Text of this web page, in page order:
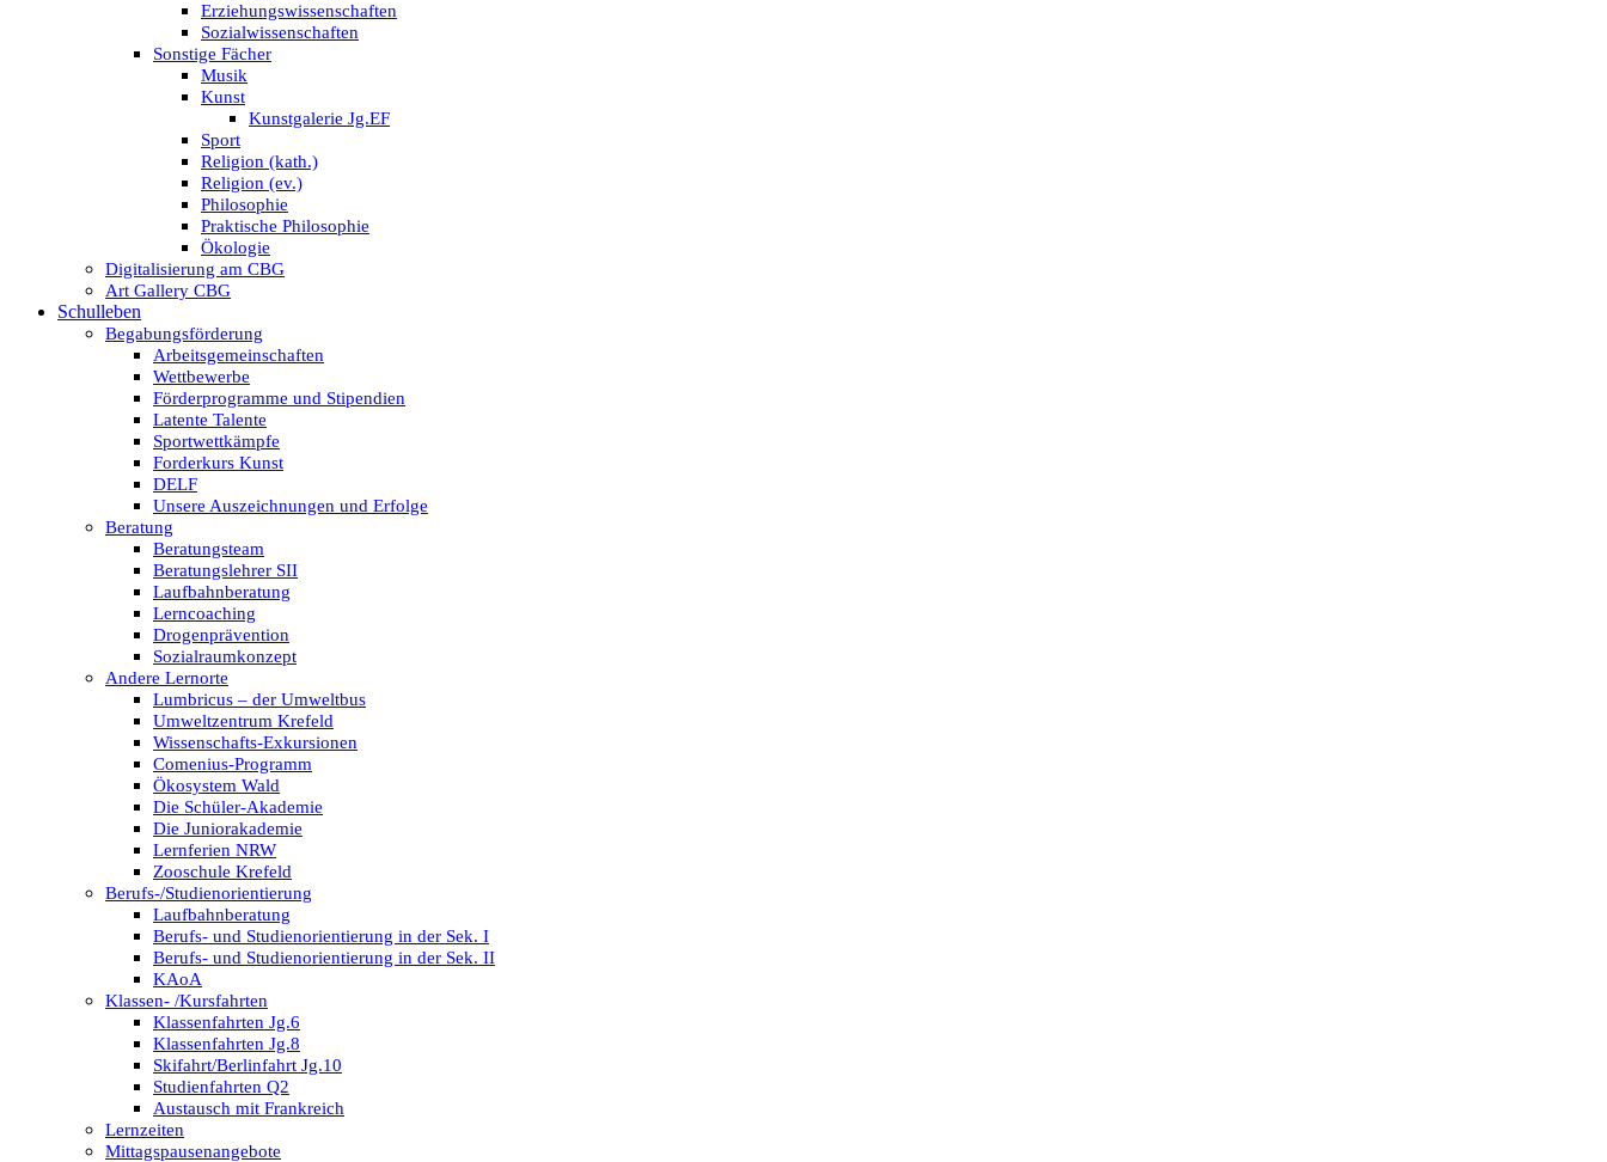
Erziehungswissenschaften
Sozialwissenschaften
Sonstige Fächer
Musik
Kunst
Kunstgalerie Jg.EF
Sport
Religion (kath.)
Religion (ev.)
Philosophie
Praktische Philosophie
Ökologie
Digitalisierung am CBG
Art Gallery CBG
Schulleben
Begabungsförderung
Arbeitsgemeinschaften
Wettbewerbe
Förderprogramme und Stipendien
Latente Talente
Sportwettkämpfe
Forderkurs Kunst
DELF
Unsere Auszeichnungen und Erfolge
Beratung
Beratungsteam
Beratungslehrer SII
Laufbahnberatung
Lerncoaching
Drogenprävention
Sozialraumkonzept
Andere Lernorte
Lumbricus – der Umweltbus
Umweltzentrum Krefeld
Wissenschafts-Exkursionen
Comenius-Programm
Ökosystem Wald
Die Schüler-Akademie
Die Juniorakademie
Lernferien NRW
Zooschule Krefeld
Berufs-/Studienorientierung
Laufbahnberatung
Berufs- und Studienorientierung in der Sek. I
Berufs- und Studienorientierung in der Sek. II
KAoA
Klassen- /Kursfahrten
Klassenfahrten Jg.6
Klassenfahrten Jg.8
Skifahrt/Berlinfahrt Jg.10
Studienfahrten Q2
Austausch mit Frankreich
Lernzeiten
Mittagspausenangebote